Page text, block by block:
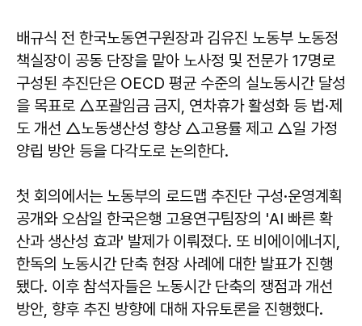
배규식 전 한국노동연구원장과 김유진 노동부 노동정
책실장이 공동 단장을 맡아 노사정 및 전문가 17명로
구성된 추진단은 OECD 평균 수준의 실노동시간 달성
을 목표로 △포괄임금 금지, 연차휴가 활성화 등 법·제
도 개선 △노동생산성 향상 △고용률 제고 △일 가정
양립 방안 등을 다각도로 논의한다.
첫 회의에서는 노동부의 로드맵 추진단 구성·운영계획
공개와 오삼일 한국은행 고용연구팀장의 'AI 빠른 확
산과 생산성 효과' 발제가 이뤄졌다. 또 비에이에너지,
한독의 노동시간 단축 현장 사례에 대한 발표가 진행
됐다. 이후 참석자들은 노동시간 단축의 쟁점과 개선
방안, 향후 추진 방향에 대해 자유토론을 진행했다.